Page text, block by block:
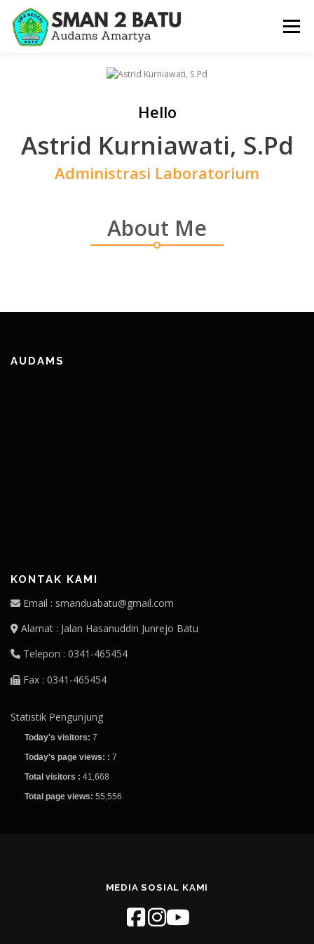
Lompat
konten
Menu
PROFIL SARPRAS
Hello
Astrid Kurniawati, S.Pd
Administrasi Laboratorium
About Me
AUDAMS
KONTAK KAMI
Email : smanduabatu@gmail.com
Alamat : Jalan Hasanuddin Junrejo Batu
Telepon : 0341-465454
Fax : 0341-465454
Statistik Pengunjung
Today's visitors: 7
Today's page views: : 7
Total visitors : 41,668
Total page views: 55,556
MEDIA SOSIAL KAMI